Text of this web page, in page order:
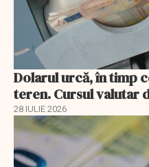
Dolarul urcă, în timp
teren. Cursul valutar
28 IULIE 2026